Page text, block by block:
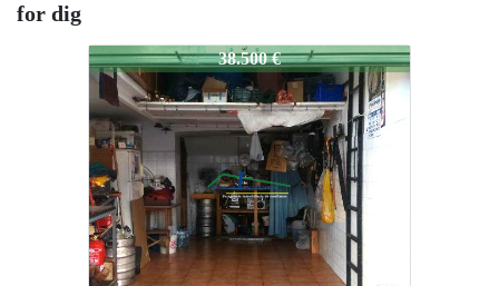
for dig
85-831-VE
38.500 €